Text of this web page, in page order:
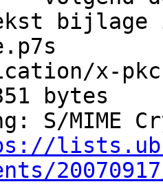
x-
bytes
S/MIME